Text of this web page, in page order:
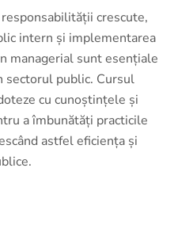
crescute,
intern și implementarea
managerial sunt esențiale
sectorul public. Cursul
cu cunoștințele și
a îmbunătăți practicile
astfel eficiența și